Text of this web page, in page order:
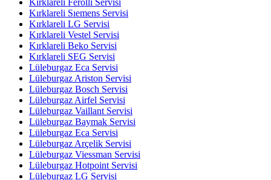
Kırklareli Sıemens Servisi
Kırklareli LG Servisi
Kırklareli Vestel Servisi
Kırklareli Beko Servisi
Kırklareli SEG Servisi
Lüleburgaz Eca Servisi
Lüleburgaz Ariston Servisi
Lüleburgaz Bosch Servisi
Lüleburgaz Airfel Servisi
Lüleburgaz Vaillant Servisi
Lüleburgaz Baymak Servisi
Lüleburgaz Eca Servisi
Lüleburgaz Arçelik Servisi
Lüleburgaz Viessman Servisi
Lüleburgaz Hotpoint Servisi
Lüleburgaz LG Servisi